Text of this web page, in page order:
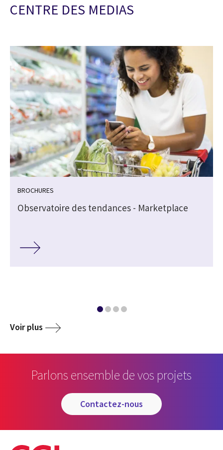
CENTRE DES MEDIAS
BROCHURES
Observatoire des tendances - Marketplace
Voir plus
Parlons ensemble de vos projets
contactez-nous